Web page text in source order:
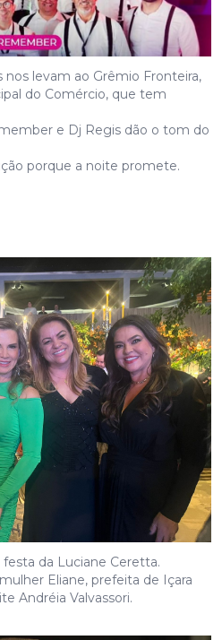
levam ao Grêmio Fronteira,
do Comércio, que tem
e Dj Regis dão o tom do
porque a noite promete.
da Luciane Ceretta.
Eliane, prefeita de Içara
Andréia Valvassori.